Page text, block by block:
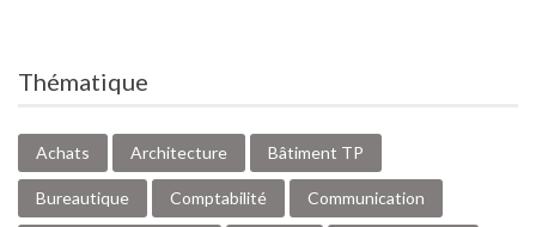
Thématique
Achats Architecture Bâtiment TP
Bureautique Comptabilité Communication